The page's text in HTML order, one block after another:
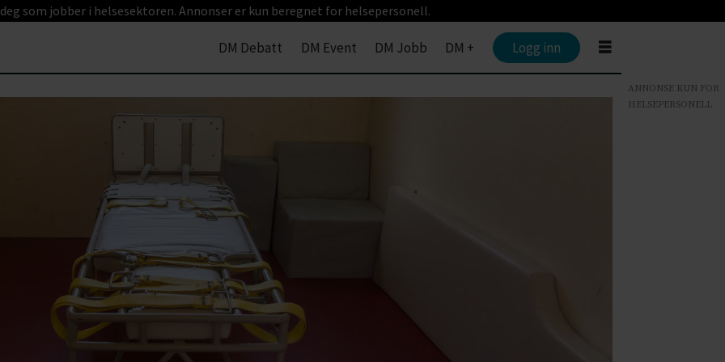
som jobber i helsesektoren. Annonser er kun beregnet for helsepersonell.
DM Debatt DM Event DM Jobb DM + Logg inn
ANNONSE KUN FOR
HELSEPERSONELL